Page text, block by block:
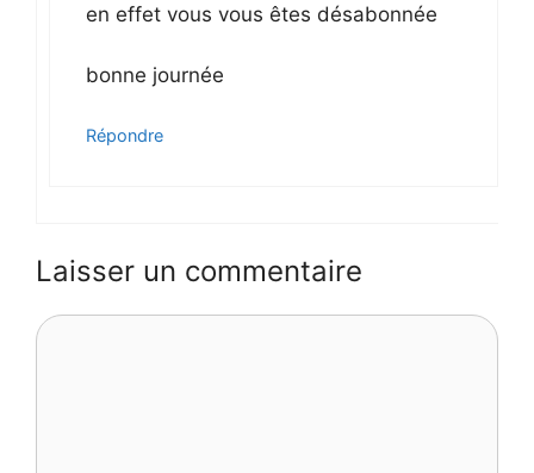
en effet vous vous êtes désabonnée
bonne journée
Répondre
Laisser un commentaire
Commentaire